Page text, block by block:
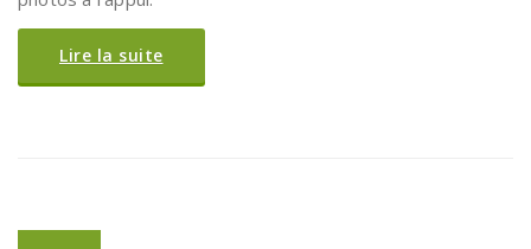
Lire la suite